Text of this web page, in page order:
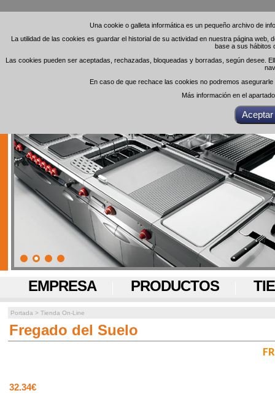
Una cookie o galleta informática es un pequeño archivo de
La utilidad de las cookies es guardar el historial de su actividad en nuestra página
base a sus hábitos
Las cookies pueden ser aceptadas, rechazadas, bloqueadas y borradas, según desee.
En caso de que rechace las cookies no podremos
Más información en el
Una cookie o galleta informática es un pequeño archivo de
La utilidad de las cookies es guardar el historial de su actividad en nuestra página
base a sus hábitos
Las cookies pueden ser aceptadas, rechazadas, bloqueadas y borradas, según desee.
En caso de que rechace las cookies no podremos
Más información en el
EMPRESA PRODUCTOS
Portada > Tienda On-Line
Fregado del Suelo
32.34€